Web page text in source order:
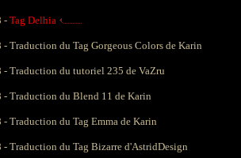
-Tag Delhia
- Traduction du Tag Gorgeous Colors de Karin
-Traduction du tutoriel 235 de VaZru
-Traduction du Blend 11 de Karin
-Traduction du Tag Emma de Karin
-Traduction du Tag Bizarre d'AstridDesign